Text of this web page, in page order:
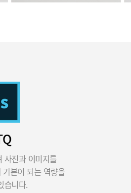
사진과 이미지를
본이 되는 역량을
습니다.